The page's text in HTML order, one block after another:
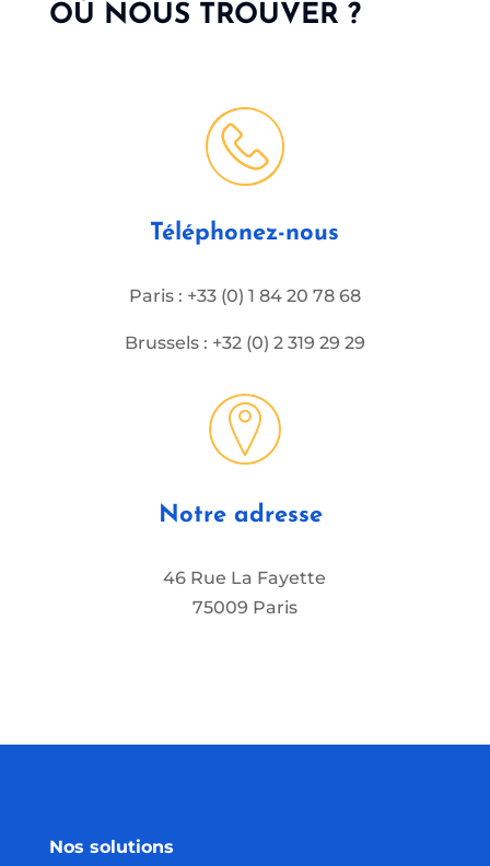
OÙ NOUS TROUVER ?
Téléphonez-nous
Paris : +33 (0) 1 84 20 78 68
Brussels : +32 (0) 2 319 29 29
Notre adresse
46 Rue La Fayette
75009 Paris
Nos solutions